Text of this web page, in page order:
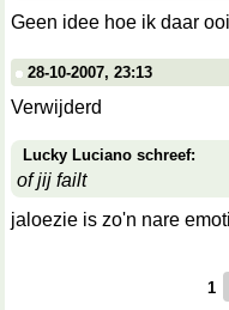
Geen idee hoe ik daar
28-10-2007, 23:13
Verwijderd
Lucky Luciano schreef:
of jij failt
jaloezie is zo'n nare
1